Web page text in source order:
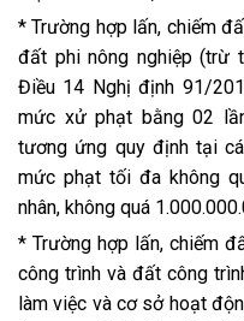
* Trường hợp lấn, chiếm
đất phi nông nghiệp (trừ
Điều 14 Nghị định 91/
mức xử phạt bằng 02
tương ứng quy định tại
mức phạt tối đa không
nhân, không quá
* Trường hợp lấn, chiếm
công trình và đất công
làm việc và cơ sở hoạt